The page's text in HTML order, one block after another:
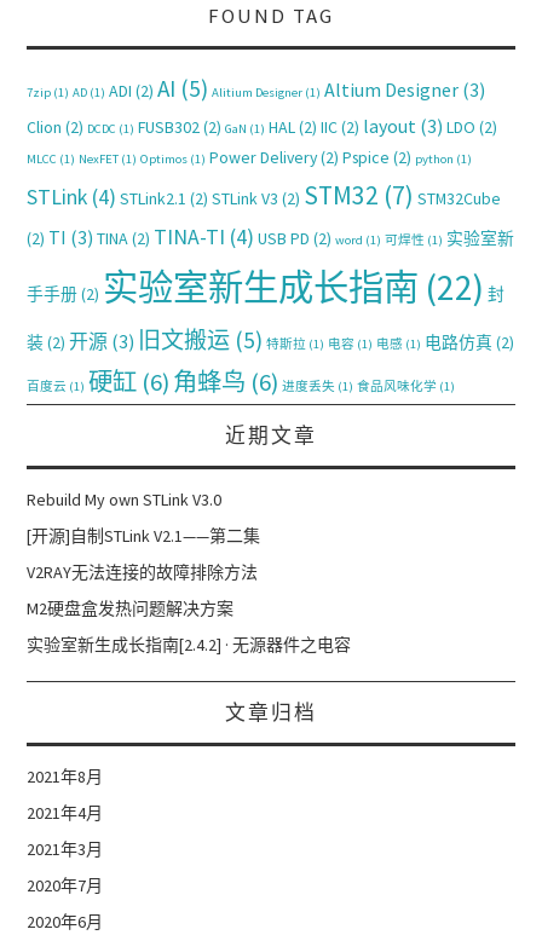
FOUND TAG
7zip (1) AD (1) ADI (2) AI (5) Alitium Designer (1) Altium Designer (3)
Clion (2) DCDC (1) FUSB302(2) GaN (1) HAL(2) IIC(2) layout (3) LDO (2)
MLCC (1) NexFET (1) Optimos (1) Power Delivery(2) Pspice (2) python (1)
STLink (4) STLink2.1 (2) STLink V3 (2) STM32 (7) STM32Cube
(2) TI (3) TINA(2) TINA-TI (4) USB PD (2) word (1) 可焊性 (1) 实验室新
手手册(2) 实验室新生成长指南 (22) 封
装 (2) 开源 (3) 旧文搬运 (5) 特斯拉 (1) 电容 (1) 电感 (1) 电路仿真 (2)
百度云 (1) 硬缸 (6)角蜂鸟 (6) 进度丢失 (1) 食品风味化学 (1)
近期文章
Rebuild My own STLink V3.0
[开源]自制STLink V2.1——第二集
V2RAY无法连接的故障排除方法
M2硬盘盒发热问题解决方案
实验室新生成长指南[2.4.2] · 无源器件之电容
文章归档
2021年8月
2021年4月
2021年3月
2020年7月
2020年6月